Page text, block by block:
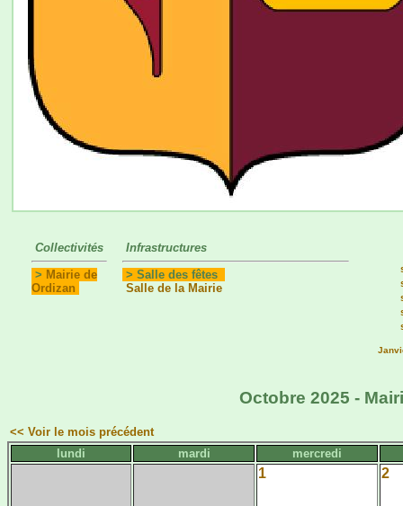
Collectivités
> Mairie de
Ordizan
Infrastructures
> Salle des fêtes
Salle de la Mairie
Octobre 2025 -
<< Voir le mois précédent
lundi
mardi mercredi
1 2